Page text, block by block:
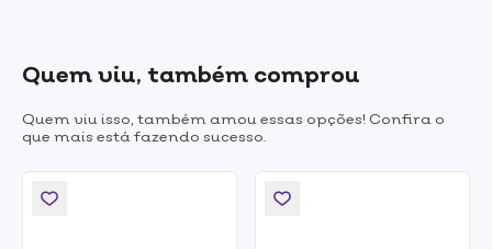
Quem viu, também comprou
Quem viu isso, também amou essas opções! Confira o
que mais está fazendo sucesso.